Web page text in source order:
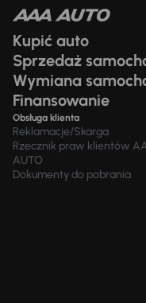
Kupić auto
Sprzedaż
Wymiana
Finansowanie
Obsługa klienta
Reklamacje/Skarga
Rzecznik praw klientów
AUTO
Dokumenty do pobrania